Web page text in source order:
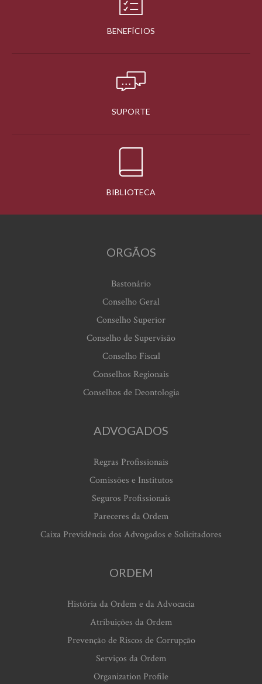
BENEFÍCIOS
SUPORTE
BIBLIOTECA
ORGÃOS
Bastonário
Conselho Geral
Conselho Superior
Conselho de Supervisão
Conselho Fiscal
Conselhos Regionais
Conselhos de Deontologia
ADVOGADOS
Regras Profissionais
Comissões e Institutos
Seguros Profissionais
Pareceres da Ordem
Caixa Previdência dos Advogados e Solicitadores
ORDEM
História da Ordem e da Advocacia
Atribuições da Ordem
Prevenção de Riscos de Corrupção
Serviços da Ordem
Organization Profile